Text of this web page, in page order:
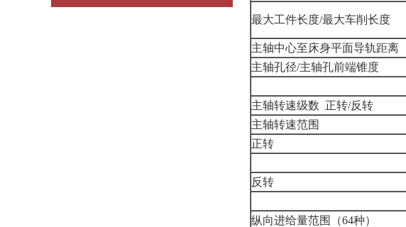
最大工件长度/最大车削长度
主轴中心至床身平面导轨距离
主轴孔径/主轴孔前端锥度
主轴转速级数 正转/反转
主轴转速范围
正转
反转
纵向进给量范围（64种）